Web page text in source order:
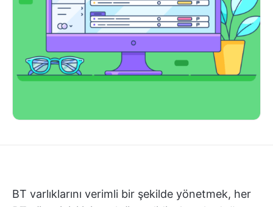
BT varlıklarını verimli bir şekilde yönetmek, her